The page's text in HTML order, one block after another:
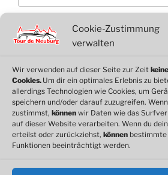
Cookie-Zustimmung
verwalten
Wir verwenden auf dieser Seite zur Zeit
Cookies. Um dir ein optimales Erlebnis zu
allerdings Technologien wie Cookies, um
speichern und/oder darauf zuzugreifen.
zustimmst, können wir Daten wie das
auf dieser Website verarbeiten. Wenn du
erteilst oder zurückziehst, können
Funktionen beeinträchtigt werden.
WordPress
WhatsApp
Facebook
Link
© 2026 Motorclub Neuburg e.V.
Cookie-Richtlinie
Impressum